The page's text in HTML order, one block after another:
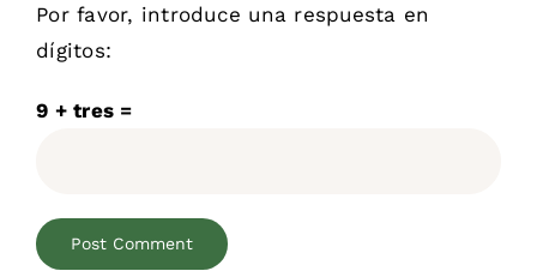
Por favor, introduce una respuesta en
dígitos:
9 + tres =